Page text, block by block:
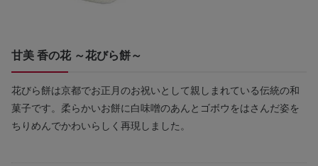
甘美 香の花 ～花びら餅～
花びら餅は京都でお正月のお祝いとして親しまれている伝統の和
菓子です。柔らかいお餅に白味噌のあんとゴボウをはさんだ姿を
ちりめんでかわいらしく再現しました。